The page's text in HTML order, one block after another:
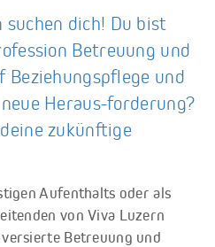
suchen dich! Du bist
Betreuung und
Beziehungspflege und
Heraus-forderung?
zukünftige
Aufenthalts oder als
von Viva Luzern
Betreuung und